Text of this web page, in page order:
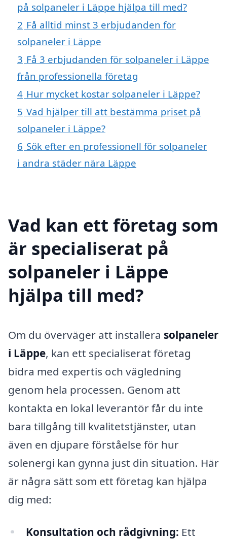
på solpaneler i Läppe hjälpa till med?
2 Få alltid minst 3 erbjudanden för
solpaneler i Läppe
3 Få 3 erbjudanden för solpaneler i Läppe
från professionella företag
4 Hur mycket kostar solpaneler i Läppe?
5 Vad hjälper till att bestämma priset på
solpaneler i Läppe?
6 Sök efter en professionell för solpaneler
i andra städer nära Läppe
Vad kan ett företag som
är specialiserat på
solpaneler i Läppe
hjälpa till med?
Om du överväger att installera solpaneler
i Läppe, kan ett specialiserat företag
bidra med expertis och vägledning
genom hela processen. Genom att
kontakta en lokal leverantör får du inte
bara tillgång till kvalitetstjänster, utan
även en djupare förståelse för hur
solenergi kan gynna just din situation. Här
är några sätt som ett företag kan hjälpa
dig med:
Konsultation och rådgivning: Ett